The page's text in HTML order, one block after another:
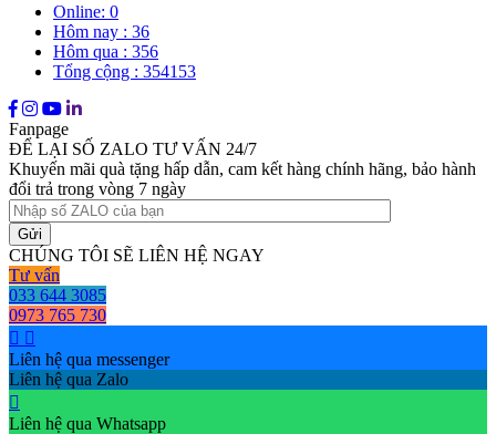
Online: 0
Hôm nay : 36
Hôm qua : 356
Tổng cộng : 354153
Fanpage
ĐỂ LẠI SỐ ZALO TƯ VẤN 24/7
Khuyến mãi quà tặng hấp dẫn, cam kết hàng chính hãng, bảo hành
đổi trả trong vòng 7 ngày
CHÚNG TÔI SẼ LIÊN HỆ NGAY
Tư vấn
033 644 3085
0973 765 730
Liên hệ qua messenger
Liên hệ qua Zalo
Liên hệ qua Whatsapp